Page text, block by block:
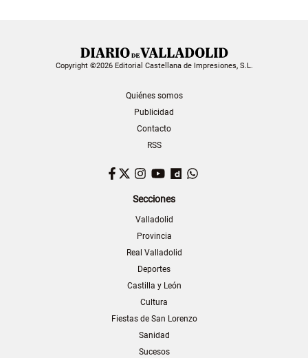
Copyright ©2026 Editorial Castellana de Impresiones, S.L.
Quiénes somos
Publicidad
Contacto
RSS
Facebook
TwitterInstagram
YouTubeDailymotion
Secciones
Valladolid
Provincia
Real Valladolid
Deportes
Castilla y León
Cultura
Fiestas de San Lorenzo
Sanidad
Sucesos